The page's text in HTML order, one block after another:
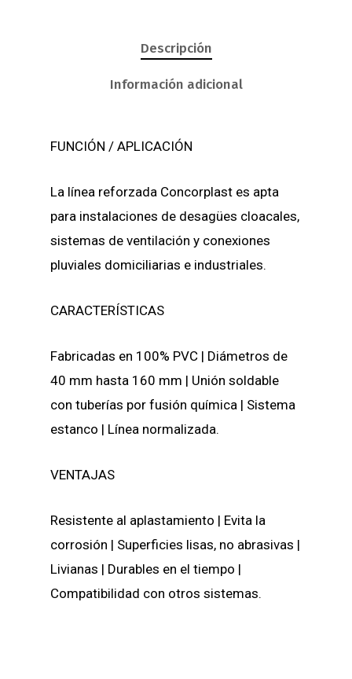
Descripción
Información adicional
FUNCIÓN / APLICACIÓN
La línea reforzada Concorplast es apta
para instalaciones de desagües cloacales,
sistemas de ventilación y conexiones
pluviales domiciliarias e industriales.
CARACTERÍSTICAS
Fabricadas en 100% PVC | Diámetros de
40 mm hasta 160 mm | Unión soldable
con tuberías por fusión química | Sistema
estanco | Línea normalizada.
VENTAJAS
Resistente al aplastamiento | Evita la
corrosión | Superficies lisas, no abrasivas |
Livianas | Durables en el tiempo |
Compatibilidad con otros sistemas.